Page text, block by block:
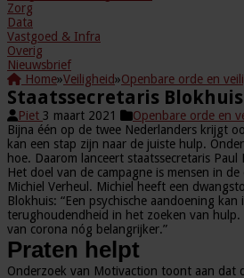
Zorg
Data
Vastgoed & Infra
Overig
Nieuwsbrief
Home»Veiligheid»Openbare orde en
Staatssecretaris
Piet 3 maart 2021 Openbare orde en
Bijna één op de twee Nederlanders krijgt
kan een stap zijn naar de juiste hulp.
hoe. Daarom lanceert staatssecretaris
Het doel van de campagne is mensen in
Michiel Verheul. Michiel heeft een
Blokhuis: “Een psychische aandoening
terughoudendheid in het zoeken van
van corona nóg belangrijker.”
Praten helpt
Onderzoek van Motivaction toont aan dat